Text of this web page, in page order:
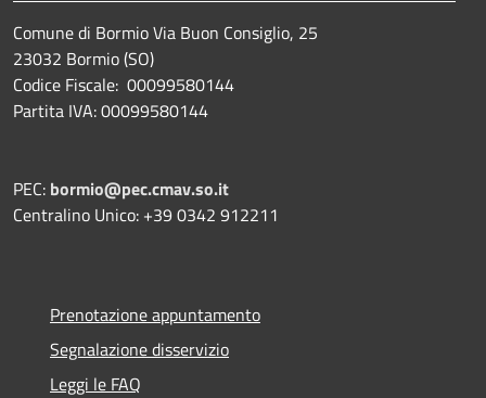
Comune di Bormio Via Buon Consiglio, 25
23032 Bormio (SO)
Codice Fiscale: 00099580144
Partita IVA: 00099580144
PEC: bormio@pec.cmav.so.it
Centralino Unico: +39 0342 912211
Prenotazione appuntamento
Segnalazione disservizio
Leggi le FAQ